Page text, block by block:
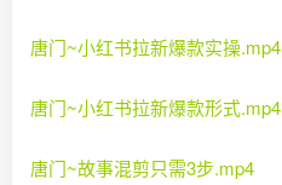
唐门~小红书拉新爆款实操.mp4
唐门~小红书拉新爆款形式.mp4
唐门~故事混剪只需3步.mp4